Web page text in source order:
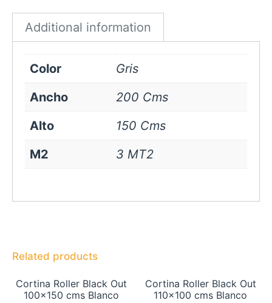
Additional information
Color
Gris
Ancho
200 Cms
Alto
150 Cms
M2
3 MT2
Related products
Cortina Roller Black Out
100×150 cms Blanco
Cortina Roller Black Out
110×100 cms Blanco